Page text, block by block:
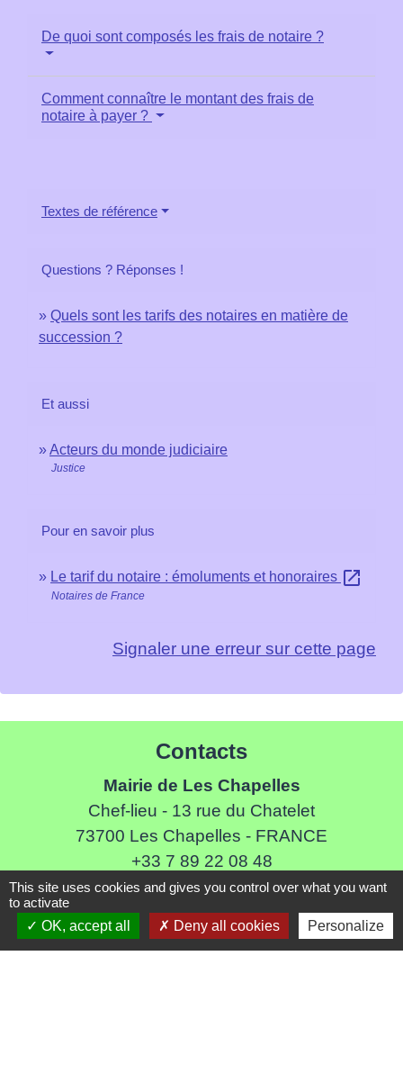
De quoi sont composés les frais de notaire ?
Comment connaître le montant des frais de
notaire à payer ?
Textes de référence
Questions ? Réponses !
Quels sont les tarifs des notaires en matière de
succession ?
Et aussi
Acteurs du monde judiciaire
Justice
Pour en savoir plus
Le tarif du notaire : émoluments et honoraires open_in_new
Notaires de France
Signaler une erreur sur cette page
Contacts
Mairie de Les Chapelles
Chef-lieu - 13 rue du Chatelet
73700 Les Chapelles - FRANCE
+33 7 89 22 08 48
Contact par formulaire
Liens
This site uses cookies and gives you control over what you want
to activate
OK, accept all
Deny all cookies Personalize